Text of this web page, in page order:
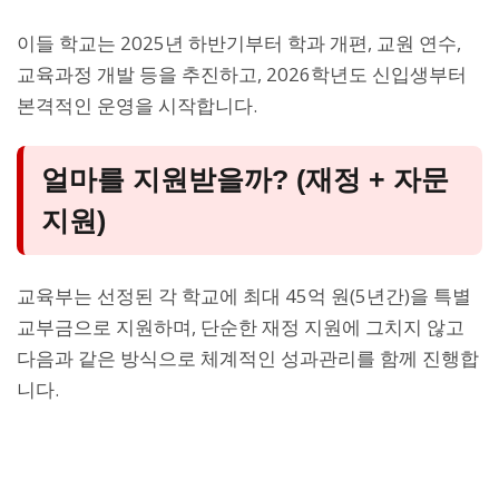
이들 학교는 2025년 하반기부터 학과 개편, 교원 연수,
교육과정 개발 등을 추진하고, 2026학년도 신입생부터
본격적인 운영을 시작합니다.
얼마를 지원받을까? (재정 + 자문
지원)
교육부는 선정된 각 학교에 최대 45억 원(5년간)을 특별
교부금으로 지원하며, 단순한 재정 지원에 그치지 않고
다음과 같은 방식으로 체계적인 성과관리를 함께 진행합
니다.